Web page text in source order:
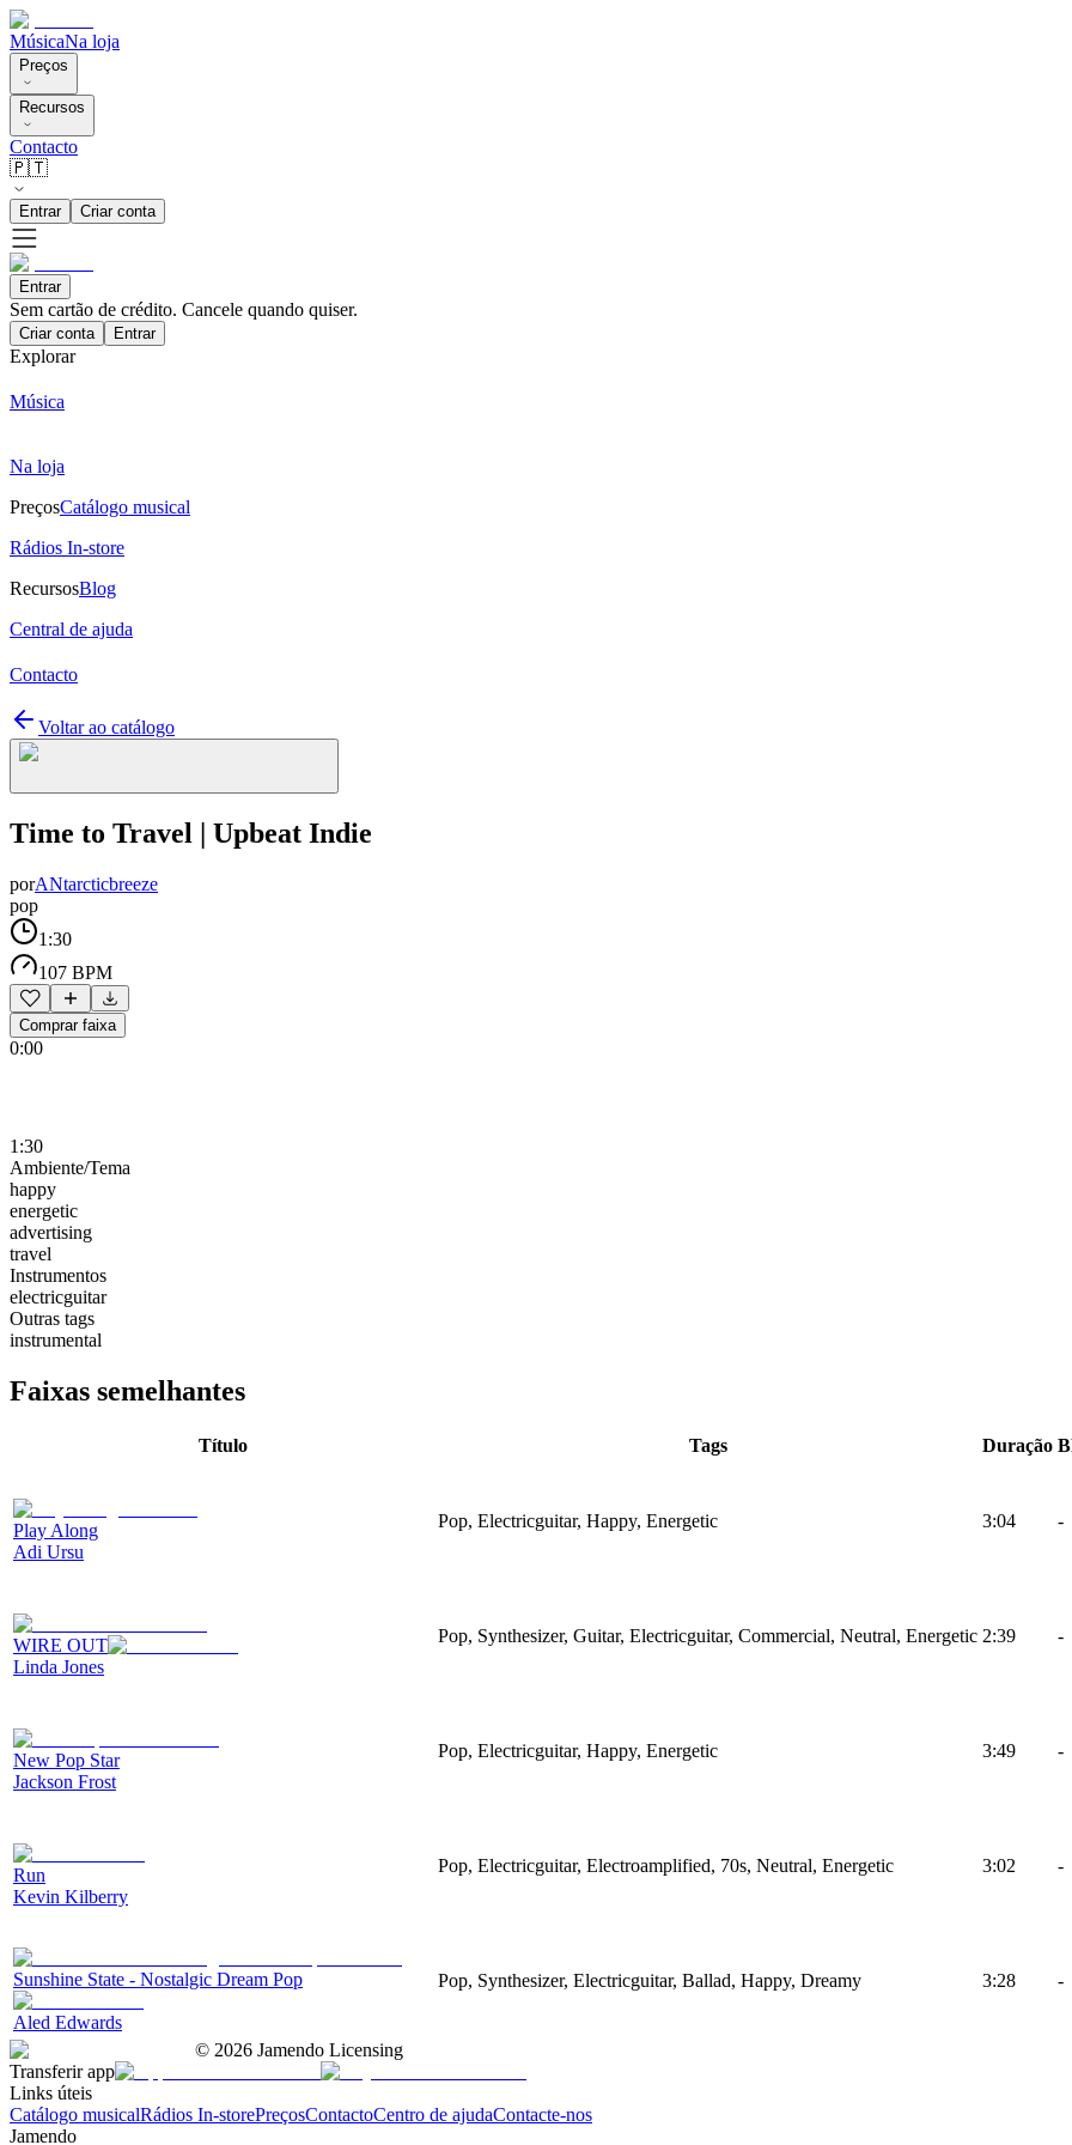
MúsicaNa loja
Preços
Recursos
Contacto
🇵🇹
Entrar Criar conta
Entrar
Sem cartão de crédito. Cancele quando quiser.
Criar conta Entrar
Explorar
Música
Na loja
PreçosCatálogo musical
Rádios In-store
RecursosBlog
Central de ajuda
Contacto
Voltar ao catálogo
Time to Travel | Upbeat Indie
porANtarcticbreeze
pop
1:30
107 BPM
Comprar faixa
0:00
1:30
Ambiente/Tema
happy
energetic
advertising
travel
Instrumentos
electricguitar
Outras tags
instrumental
Faixas semelhantes
Título Tags Duração
Play Along
Adi Ursu
Pop, Electricguitar, Happy, Energetic 3:04 -
WIRE OUT
Linda Jones
Pop, Synthesizer, Guitar, Electricguitar, Commercial, Neutral, Energetic 2:39 -
New Pop Star
Jackson Frost
Pop, Electricguitar, Happy, Energetic 3:49 -
Run
Kevin Kilberry
Pop, Electricguitar, Electroamplified, 70s, Neutral, Energetic 3:02 -
Sunshine State - Nostalgic Dream Pop
Aled Edwards
Pop, Synthesizer, Electricguitar, Ballad, Happy, Dreamy 3:28 -
© 2026 Jamendo Licensing
Transferir app
Links úteis
Catálogo musicalRádios In-storePreçosContactoCentro de ajudaContacte-nos
Jamendo